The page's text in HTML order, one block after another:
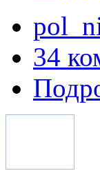
34